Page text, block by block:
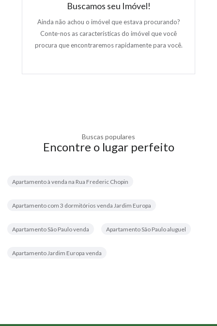
Buscamos seu Imóvel!
Ainda não achou o imóvel que estava procurando?
Conte-nos as características do imóvel que você
procura que encontraremos rapidamente para você.
Buscas populares
Encontre o lugar perfeito
Apartamento à venda na Rua Frederic Chopin
Apartamento com 3 dormitórios venda Jardim Europa
Apartamento São Paulo venda Apartamento São Paulo aluguel
Apartamento Jardim Europa venda